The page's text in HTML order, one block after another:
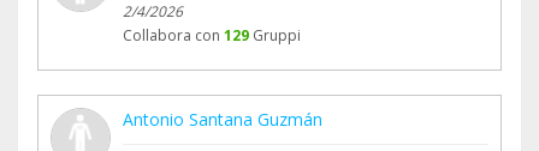
2/4/2026
Collabora con 129 Gruppi
Antonio Santana Guzmán